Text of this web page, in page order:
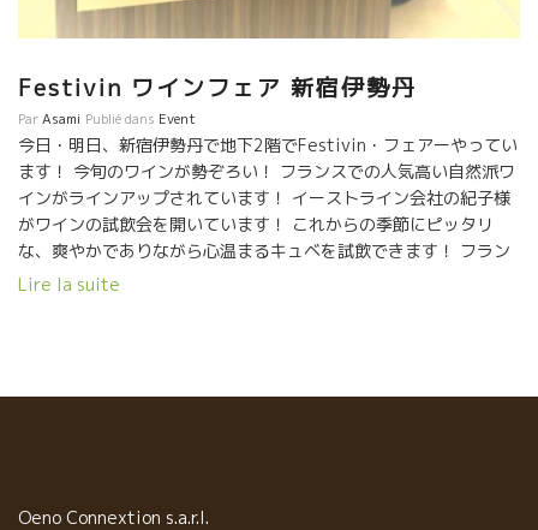
Festivin ワインフェア 新宿伊勢丹
ParAsami Publié dans Event
今日・明日、新宿伊勢丹で地下2階でFestivin・フェアーやってい
ます！ 今旬のワインが勢ぞろい！ フランスでの人気高い自然派ワ
インがラインアップされています！ イーストライン会社の紀子様
がワインの試飲会を開いています！ これからの季節にピッタリ
な、爽やかでありながら心温まるキュベを試飲できます！ フラン
スで試飲に出したら速攻無くなってしまうキュベばかり！是非足
Lire la suite
Oeno Connextion s.a.r.l.